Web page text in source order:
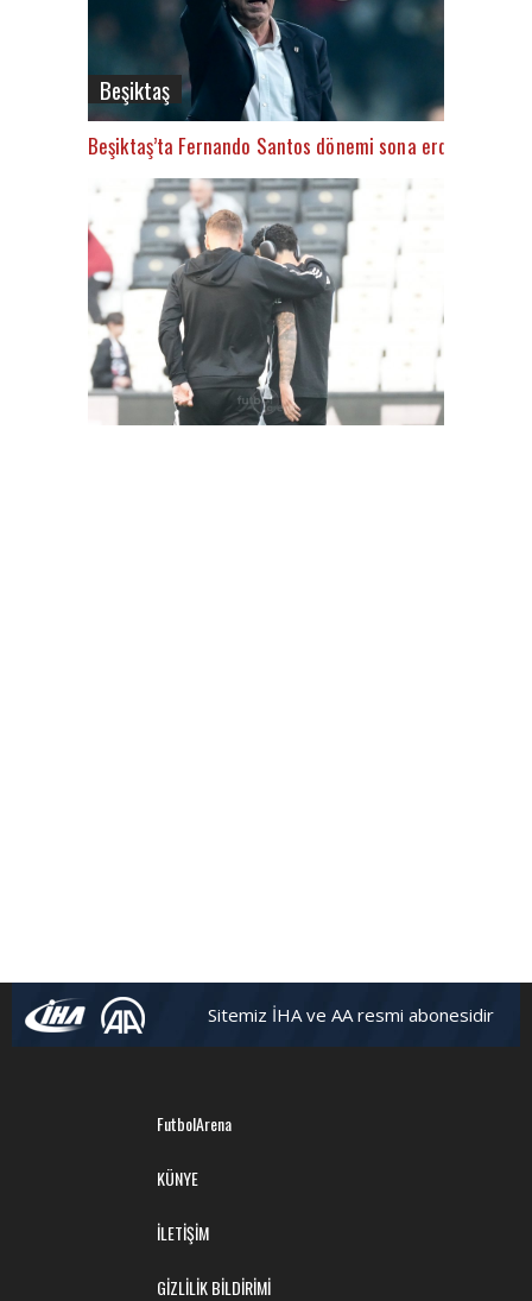
Beşiktaş
Beşiktaş’ta Fernando Santos dönemi sona erdi
Sitemiz İHA ve AA resmi abonesidir
FutbolArena
KÜNYE
İLETİŞİM
GİZLİLİK BİLDİRİMİ